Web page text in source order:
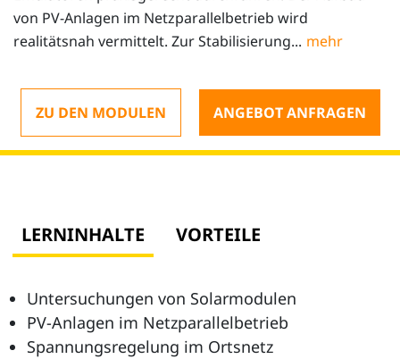
von PV-Anlagen im Netzparallelbetrieb wird
realitätsnah vermittelt. Zur Stabilisierung...
ZU DEN MODULEN ANGEBOT ANFRAGEN
LERNINHALTE VORTEILE
Untersuchungen von Solarmodulen
PV-Anlagen im Netzparallelbetrieb
Spannungsregelung im Ortsnetz